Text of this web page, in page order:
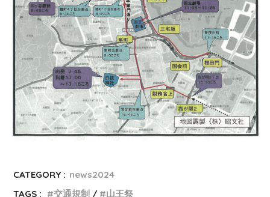
CATEGORY : news2024
TAGS :
交通規制 山王祭